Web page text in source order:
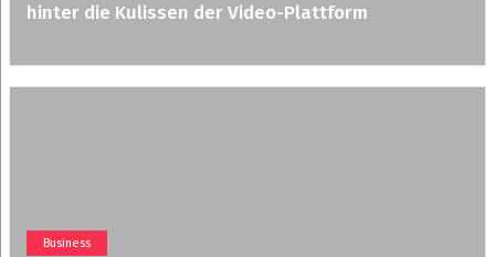
hinter die Kulissen der Video-Plattform
Business